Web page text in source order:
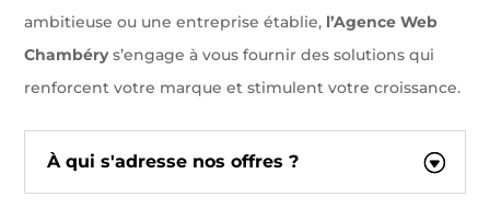
ambitieuse ou une entreprise établie, l’Agence Web
Chambérys’engage à vous fournir des solutions qui
renforcent votre marque et stimulent votre croissance.
À qui s'adresse nos offres ?